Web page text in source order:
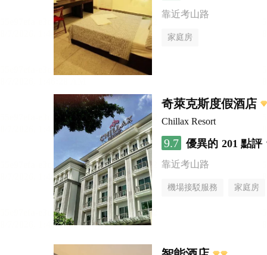
靠近考山路
家庭房
奇萊克斯度假酒店
Chillax Resort
9.7 優異的 201 點評
靠近考山路
機場接駁服務 家庭房